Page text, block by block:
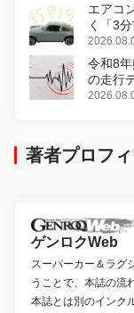
エアコ
く「3
令和8
の走行
著者プロフ
ゲンロクWeb
スーパーカー＆ラグ
うことで、本誌の流
本誌とは別のインク